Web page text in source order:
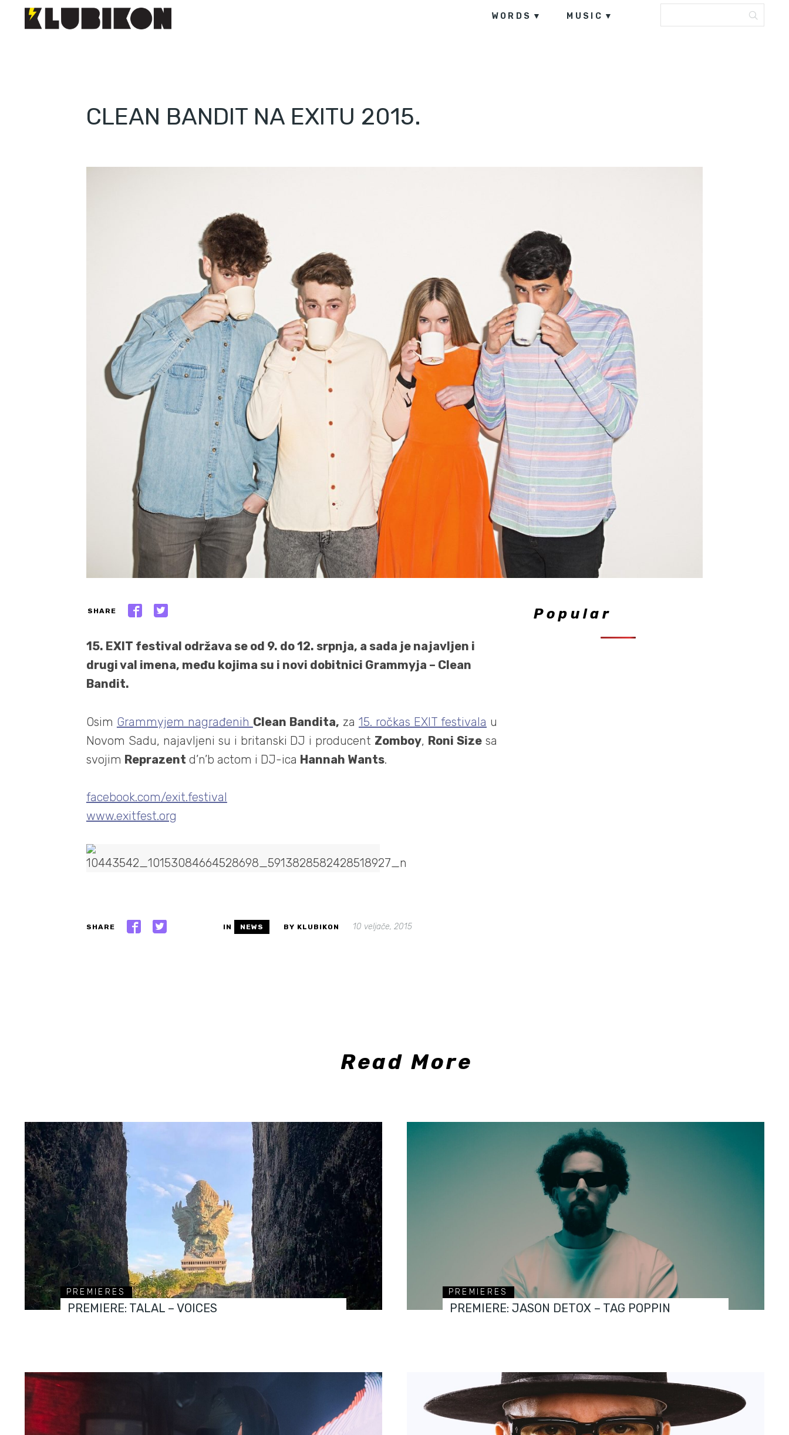
WORDS MUSIC
CLEAN BANDIT NA EXITU 2015.
SHARE
15. EXIT festival održava se od 9. do 12. srpnja, a sada je najavljen i
drugi val imena, među kojima su i novi dobitnici Grammyja – Clean
Bandit.
Osim Grammyjem nagrađenih Clean Bandita, za 15. ročkas EXIT festivala u
Novom Sadu, najavljeni su i britanski DJ i producent Zomboy, Roni Size sa
svojim Reprazent d’n’b actom i DJ-ica Hannah Wants.
facebook.com/exit.festival
www.exitfest.org
SHARE IN NEWS BY KLUBIKON 10 veljače, 2015
Popular
Read More
PREMIERES
PREMIERE: TALAL – VOICES
PREMIERES
PREMIERE: JASON DETOX – TAG POPPIN